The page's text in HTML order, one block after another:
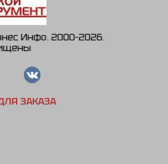
Инфо. 2000-2026.
ЗАКАЗА